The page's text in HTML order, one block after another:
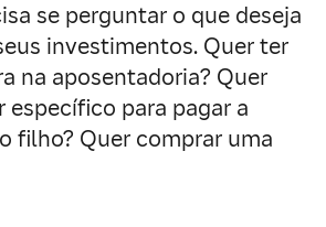
se perguntar o que deseja
investimentos. Quer ter
na aposentadoria? Quer
para pagar a
filho? Quer comprar uma